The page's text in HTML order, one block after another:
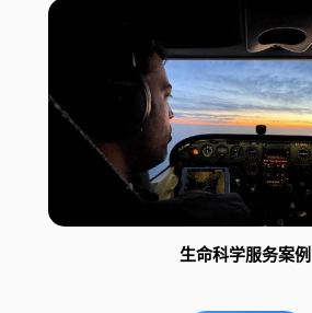
生命科学服务案例